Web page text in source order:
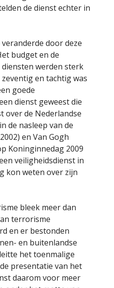
de dienst echter in
door deze
budget en de
werden sterk
en tachtig was
goede
dienst geweest die
over de Nederlandse
de nasleep van de
en Van Gogh
Koninginnedag 2009
veiligheidsdienst in
kon weten over zijn
bleek meer dan
terrorisme
en er bestonden
en buitenlandse
het toenmalige
presentatie van het
daarom voor meer